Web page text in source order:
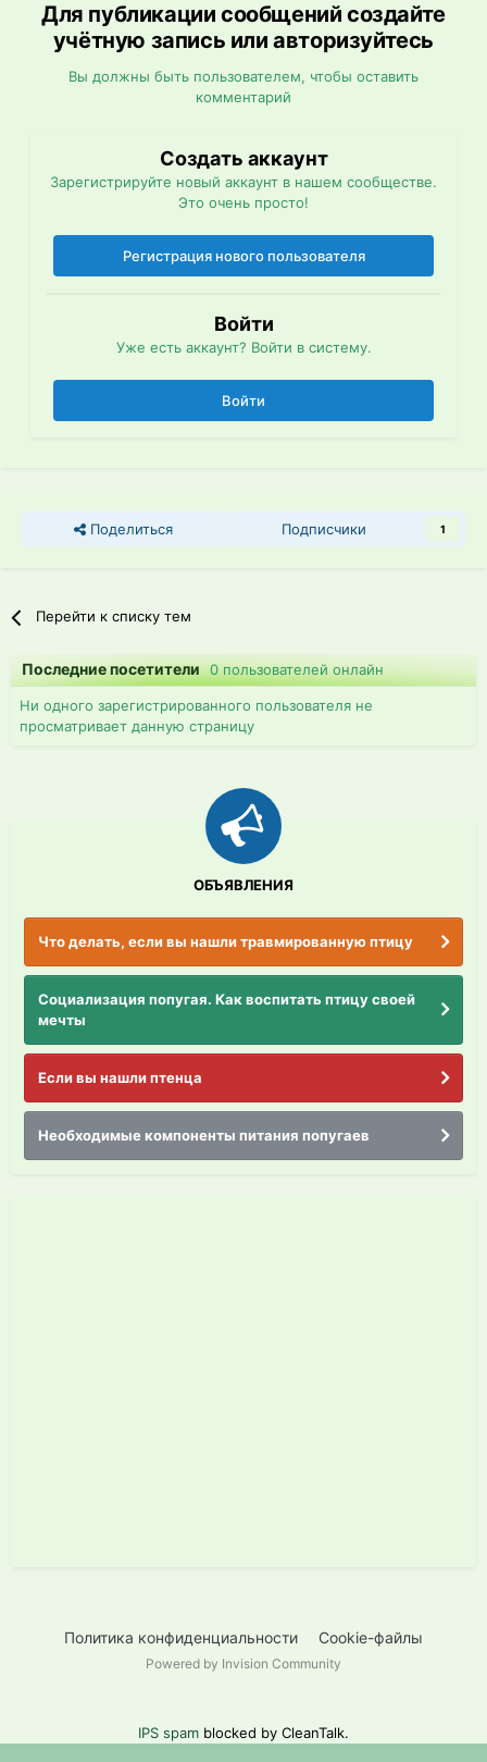
Для публикации сообщений создайте
учётную запись или авторизуйтесь
Вы должны быть пользователем, чтобы оставить
комментарий
Создать аккаунт
Зарегистрируйте новый аккаунт в нашем сообществе.
Это очень просто!
Регистрация нового пользователя
Войти
Уже есть аккаунт? Войти в систему.
Войти
Поделиться Подписчики 1
Перейти к списку тем
Последние посетители0 пользователей онлайн
Ни одного зарегистрированного пользователя не
просматривает данную страницу
ОБЪЯВЛЕНИЯ
Что делать, если вы нашли травмированную птицу
Социализация попугая. Как воспитать птицу своей
мечты
Если вы нашли птенца
Необходимые компоненты питания попугаев
Политика конфиденциальности Cookie-файлы
Powered by Invision Community
IPS spam blocked by CleanTalk.